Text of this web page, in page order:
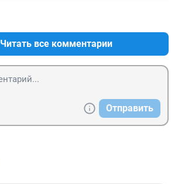
Читать все комментарии
Отправить